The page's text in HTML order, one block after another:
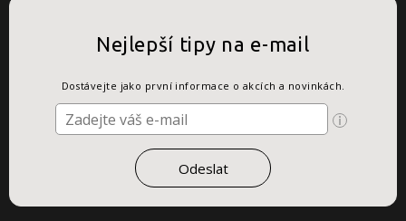
Nejlepší tipy na e-mail
Dostávejte jako první informace o akcích a novinkách.